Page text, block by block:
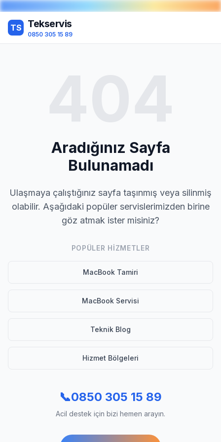
TS Tekservis
0850 305 15 89
Aradığınız Sayfa
Bulunamadı
Ulaşmaya çalıştığınız sayfa taşınmış veya silinmiş
olabilir. Aşağıdaki popüler servislerimizden birine
göz atmak ister misiniz?
POPÜLER HIZMETLER
MacBook Tamiri
MacBook Servisi
Teknik Blog
Hizmet Bölgeleri
📞0850 305 15 89
Acil destek için bizi hemen arayın.